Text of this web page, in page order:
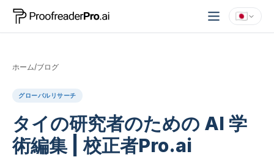
ホーム/ブログ
グローバルリサーチ
タイの研究者のための AI 学
術編集 | 校正者Pro.ai